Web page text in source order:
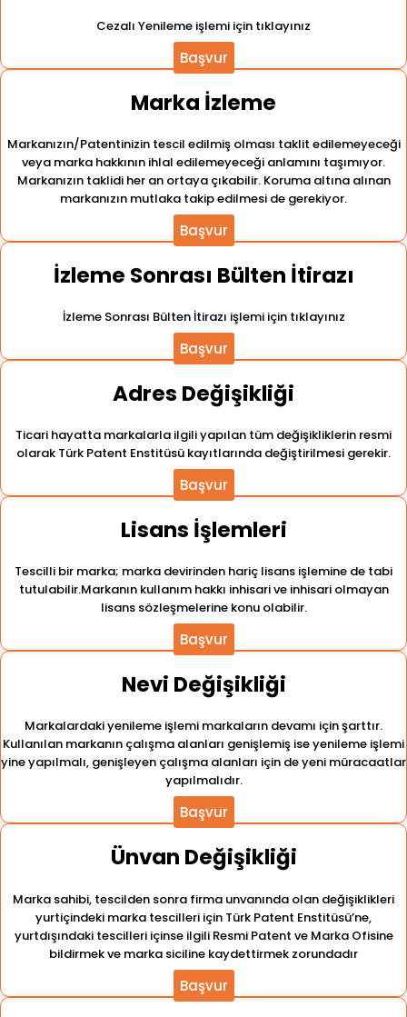
Cezalı Yenileme işlemi için tıklayınız
Başvur
Marka İzleme
Markanızın/Patentinizin tescil edilmiş olması taklit edilemeyeceği
veya marka hakkının ihlal edilemeyeceği anlamını taşımıyor.
Markanızın taklidi her an ortaya çıkabilir. Koruma altına alınan
markanızın mutlaka takip edilmesi de gerekiyor.
Başvur
İzleme Sonrası Bülten İtirazı
İzleme Sonrası Bülten İtirazı işlemi için tıklayınız
Başvur
Adres Değişikliği
Ticari hayatta markalarla ilgili yapılan tüm değişikliklerin resmi
olarak Türk Patent Enstitüsü kayıtlarında değiştirilmesi gerekir.
Başvur
Lisans İşlemleri
Tescilli bir marka; marka devirinden hariç lisans işlemine de tabi
tutulabilir.Markanın kullanım hakkı inhisari ve inhisari olmayan
lisans sözleşmelerine konu olabilir.
Başvur
Nevi Değişikliği
Markalardaki yenileme işlemi markaların devamı için şarttır.
Kullanılan markanın çalışma alanları genişlemiş ise yenileme işlemi
yine yapılmalı, genişleyen çalışma alanları için de yeni müracaatlar
yapılmalıdır.
Başvur
Ünvan Değişikliği
Marka sahibi, tescilden sonra firma unvanında olan değişiklikleri
yurtiçindeki marka tescilleri için Türk Patent Enstitüsü’ne,
yurtdışındaki tescilleri içinse ilgili Resmi Patent ve Marka Ofisine
bildirmek ve marka siciline kaydettirmek zorundadır
Başvur